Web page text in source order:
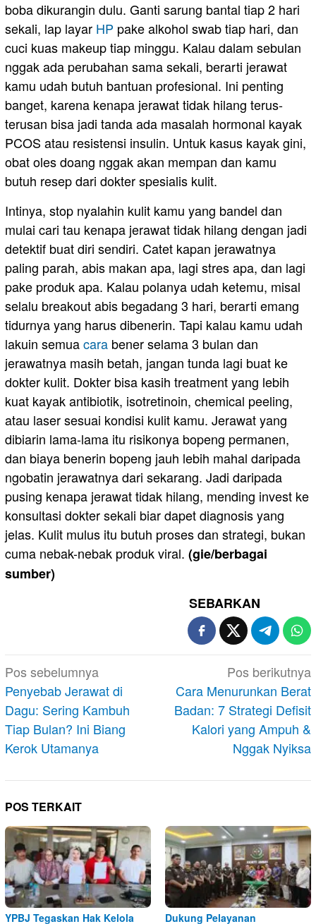
boba dikurangin dulu. Ganti sarung bantal tiap 2 hari
sekali, lap layar HP pake alkohol swab tiap hari, dan
cuci kuas makeup tiap minggu. Kalau dalam sebulan
nggak ada perubahan sama sekali, berarti jerawat
kamu udah butuh bantuan profesional. Ini penting
banget, karena kenapa jerawat tidak hilang terus-
terusan bisa jadi tanda ada masalah hormonal kayak
PCOS atau resistensi insulin. Untuk kasus kayak gini,
obat oles doang nggak akan mempan dan kamu
butuh resep dari dokter spesialis kulit.
Intinya, stop nyalahin kulit kamu yang bandel dan
mulai cari tau kenapa jerawat tidak hilang dengan jadi
detektif buat diri sendiri. Catet kapan jerawatnya
paling parah, abis makan apa, lagi stres apa, dan lagi
pake produk apa. Kalau polanya udah ketemu, misal
selalu breakout abis begadang 3 hari, berarti emang
tidurnya yang harus dibenerin. Tapi kalau kamu udah
lakuin semuacara bener selama 3 bulan dan
jerawatnya masih betah, jangan tunda lagi buat ke
dokter kulit. Dokter bisa kasih treatment yang lebih
kuat kayak antibiotik, isotretinoin, chemical peeling,
atau laser sesuai kondisi kulit kamu. Jerawat yang
dibiarin lama-lama itu risikonya bopeng permanen,
dan biaya benerin bopeng jauh lebih mahal daripada
ngobatin jerawatnya dari sekarang. Jadi daripada
pusing kenapa jerawat tidak hilang, mending invest ke
konsultasi dokter sekali biar dapet diagnosis yang
jelas. Kulit mulus itu butuh proses dan strategi, bukan
cuma nebak-nebak produk viral. (gie/berbagai
sumber)
SEBARKAN
Navigasi
pos
Pos sebelumnya
Penyebab Jerawat di
Dagu: Sering Kambuh
Tiap Bulan? Ini Biang
Kerok Utamanya
Pos berikutnya
Cara Menurunkan Berat
Badan: 7 Strategi Defisit
Kalori yang Ampuh &
Nggak Nyiksa
POS TERKAIT
YPBJ Tegaskan Hak Kelola
Dukung Pelayanan